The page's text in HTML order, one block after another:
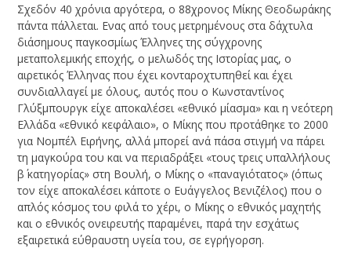
Σχεδόν 40 χρόνια αργότερα, ο 88χρονος Μίκης Θεοδωράκης
πάντα πάλλεται. Ενας από τους μετρημένους στα δάχτυλα
διάσημους παγκοσμίως Έλληνες της σύγχρονης
μεταπολεμικής εποχής, ο μελωδός της Ιστορίας μας, ο
αιρετικός Έλληνας που έχει κονταροχτυπηθεί και έχει
συνδιαλλαγεί με όλους, αυτός που ο Κωνσταντίνος
Γλύξμπουργκ είχε αποκαλέσει «εθνικό μίασμα» και η νεότερη
Ελλάδα «εθνικό κεφάλαιο», ο Μίκης που προτάθηκε το 2000
για Νομπέλ Ειρήνης, αλλά μπορεί ανά πάσα στιγμή να πάρει
τη μαγκούρα του και να περιαδράξει «τους τρεις υπαλλήλους
β΄ κατηγορίας» στη Βουλή, ο Μίκης ο «παναγιότατος» (όπως
τον είχε αποκαλέσει κάποτε ο Ευάγγελος Βενιζέλος) που ο
απλός κόσμος του φιλά το χέρι, ο Μίκης ο εθνικός μαχητής
και ο εθνικός ονειρευτής παραμένει, παρά την εσχάτως
εξαιρετικά εύθραυστη υγεία του, σε εγρήγορση.